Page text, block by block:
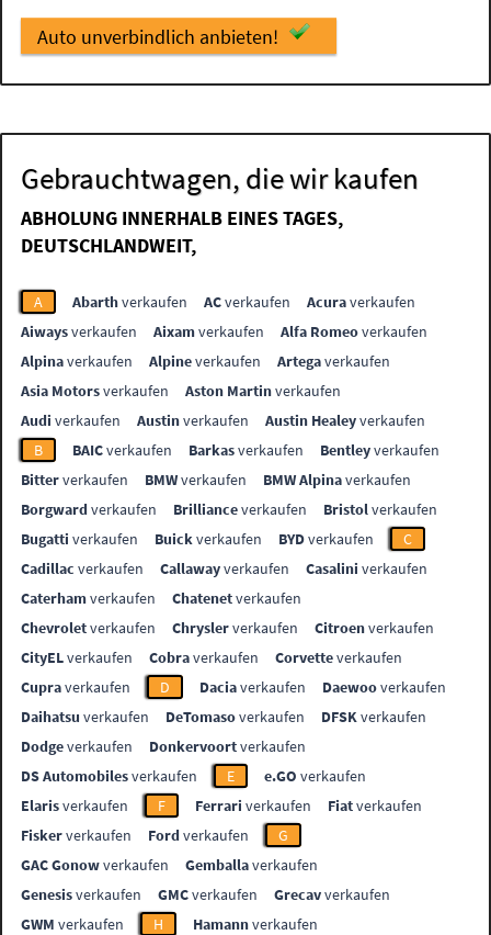
Auto unverbindlich anbieten!
Gebrauchtwagen, die wir kaufen
ABHOLUNG INNERHALB EINES TAGES,
DEUTSCHLANDWEIT,
A Abarthverkaufen ACverkaufen Acuraverkaufen
Aiwaysverkaufen Aixamverkaufen Alfa Romeoverkaufen
Alpinaverkaufen Alpineverkaufen Artegaverkaufen
Asia Motorsverkaufen Aston Martinverkaufen
Audi verkaufen Austinverkaufen Austin Healeyverkaufen
B
BAICverkaufen Barkasverkaufen Bentleyverkaufen
Bitterverkaufen BMWverkaufen BMW Alpinaverkaufen
Borgwardverkaufen Brillianceverkaufen Bristolverkaufen
Bugatti verkaufen Buickverkaufen BYDverkaufen
C
Cadillac verkaufen Callawayverkaufen Casalini verkaufen
Caterhamverkaufen Chatenetverkaufen
Chevroletverkaufen Chryslerverkaufen Citroenverkaufen
CityELverkaufen Cobraverkaufen Corvetteverkaufen
Cupraverkaufen D Daciaverkaufen Daewooverkaufen
Daihatsu verkaufen DeTomasoverkaufen DFSKverkaufen
Dodgeverkaufen Donkervoortverkaufen
DS Automobilesverkaufen E e.GO verkaufen
Elarisverkaufen F Ferrari verkaufen Fiatverkaufen
Fiskerverkaufen Fordverkaufen
G
GAC Gonowverkaufen Gemballaverkaufen
Genesisverkaufen GMCverkaufen Grecavverkaufen
GWM verkaufen H Hamannverkaufen